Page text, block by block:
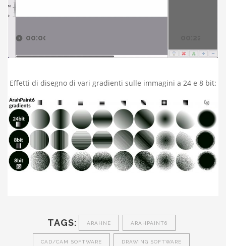
00:00
Effetti di disegno di vari gradienti sulle immagini a 24 e 8 bit:
TAGS: ARAHNE ARAHPAINT6
CAD/CAM SOFTWARE DRAWING SOFTWARE